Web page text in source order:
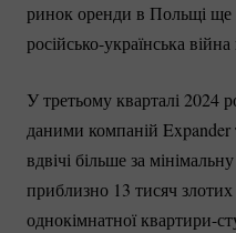
ринок оренди в Польщі
російсько-українська війна
У третьому кварталі 2024
даними компаній Expander
вдвічі більше за
приблизно 13 тисяч
однокімнатноїквартири-